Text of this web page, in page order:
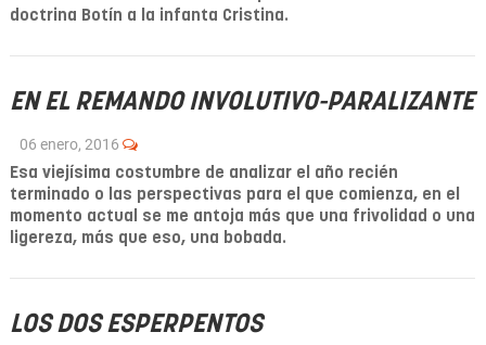
doctrina Botín a la infanta Cristina.
EN EL REMANDO INVOLUTIVO-PARALIZANTE
06 enero, 2016
Esa viejísima costumbre de analizar el año recién
terminado o las perspectivas para el que comienza, en el
momento actual se me antoja más que una frivolidad o una
ligereza, más que eso, una bobada.
LOS DOS ESPERPENTOS